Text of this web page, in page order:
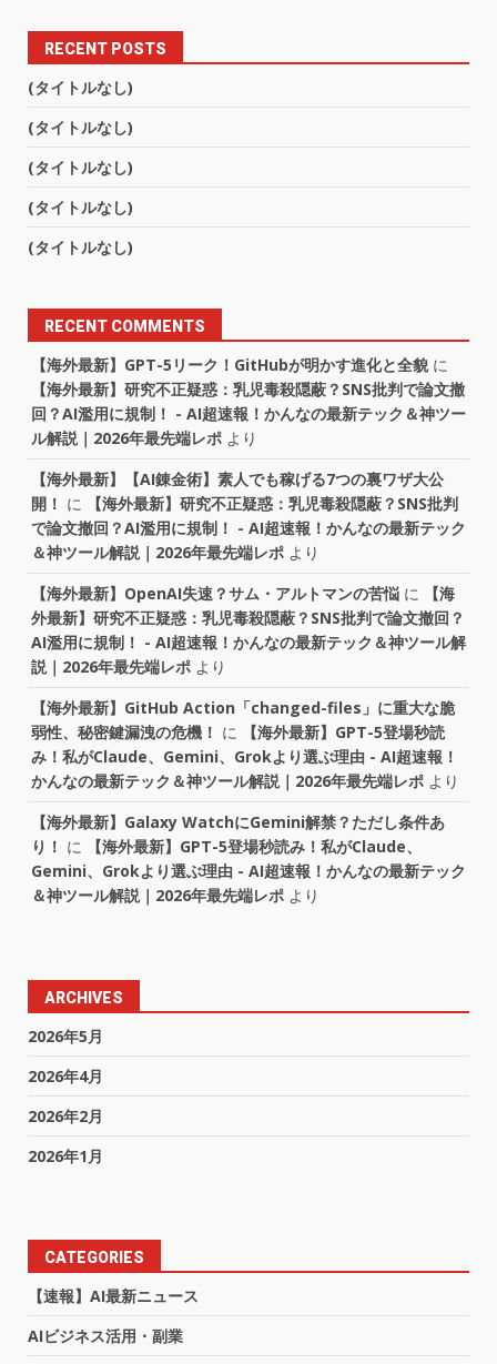
RECENT POSTS
(タイトルなし)
(タイトルなし)
(タイトルなし)
(タイトルなし)
(タイトルなし)
RECENT COMMENTS
【海外最新】GPT-5リーク！GitHubが明かす進化と全貌に
【海外最新】研究不正疑惑：乳児毒殺隠蔽？SNS批判で論文撤
回？AI濫用に規制！ - AI超速報！かんなの最新テック＆神ツー
ル解説｜2026年最先端レポ より
【海外最新】【AI錬金術】素人でも稼げる7つの裏ワザ大公
開！ に
【海外最新】研究不正疑惑：乳児毒殺隠蔽？SNS批判
で論文撤回？AI濫用に規制！ - AI超速報！かんなの最新テック
＆神ツール解説｜2026年最先端レポ より
【海外最新】OpenAI失速？サム・アルトマンの苦悩 に
【海
外最新】研究不正疑惑：乳児毒殺隠蔽？SNS批判で論文撤回？
AI濫用に規制！ - AI超速報！かんなの最新テック＆神ツール解
説｜2026年最先端レポ より
【海外最新】GitHub Action「changed-files」に重大な脆
弱性、秘密鍵漏洩の危機！ に
【海外最新】GPT-5登場秒読
み！私がClaude、Gemini、Grokより選ぶ理由 - AI超速報！
かんなの最新テック＆神ツール解説｜2026年最先端レポ より
【海外最新】Galaxy WatchにGemini解禁？ただし条件あ
り！ に
【海外最新】GPT-5登場秒読み！私がClaude、
Gemini、Grokより選ぶ理由 - AI超速報！かんなの最新テック
＆神ツール解説｜2026年最先端レポ より
ARCHIVES
2026年5月
2026年4月
2026年2月
2026年1月
CATEGORIES
【速報】AI最新ニュース
AIビジネス活用・副業